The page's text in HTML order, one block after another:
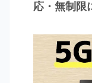
応・無制限